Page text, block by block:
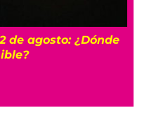
de agosto: ¿Dónde